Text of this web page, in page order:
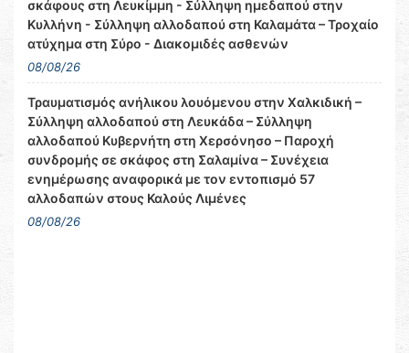
σκάφους στη Λευκίμμη - Σύλληψη ημεδαπού στην
Κυλλήνη - Σύλληψη αλλοδαπού στη Καλαμάτα – Τροχαίο
ατύχημα στη Σύρο - Διακομιδές ασθενών
08/08/26
Τραυματισμός ανήλικου λουόμενου στην Χαλκιδική –
Σύλληψη αλλοδαπού στη Λευκάδα – Σύλληψη
αλλοδαπού Κυβερνήτη στη Χερσόνησο – Παροχή
συνδρομής σε σκάφος στη Σαλαμίνα – Συνέχεια
ενημέρωσης αναφορικά με τον εντοπισμό 57
αλλοδαπών στους Καλούς Λιμένες
08/08/26